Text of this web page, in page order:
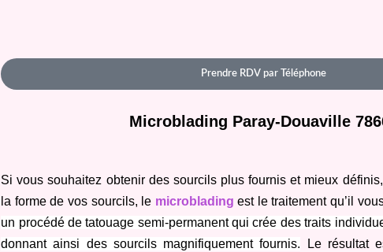
Prendre RDV par Téléphone
Microblading Paray-Douaville
Si vous souhaitez obtenir des sourcils plus fournis et mieux
la forme de vos sourcils, le microblading est le traitement qu’il
un procédé de tatouage semi-permanent qui crée des traits
donnant ainsi des sourcils magnifiquement fournis. Le résultat